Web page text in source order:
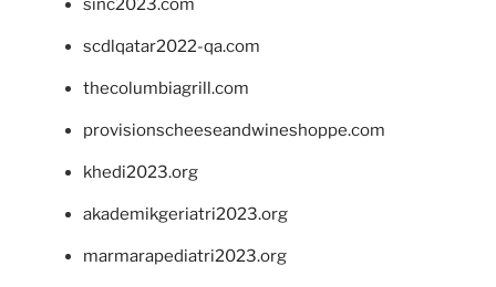
sinc2023.com
scdlqatar2022-qa.com
thecolumbiagrill.com
provisionscheeseandwineshoppe.com
khedi2023.org
akademikgeriatri2023.org
marmarapediatri2023.org